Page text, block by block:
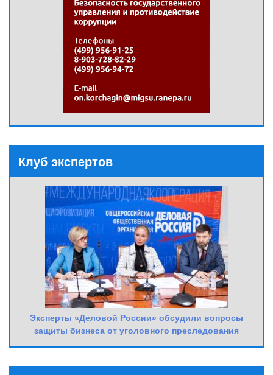
Клуб экспертов
Эксперты «Деловой России» обсудили вопросы
защиты бизнеса от уголовного преследования